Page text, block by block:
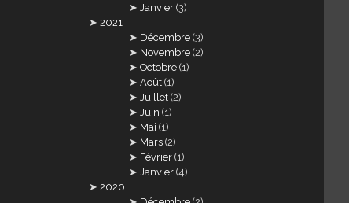
Janvier (3)
2021
Décembre (3)
Novembre (2)
Octobre (1)
Août (1)
Juillet (2)
Juin (1)
Mai (1)
Mars (2)
Février (1)
Janvier (4)
2020